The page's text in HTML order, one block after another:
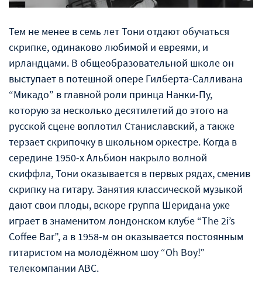
Тем не менее в семь лет Тони отдают обучаться
скрипке, одинаково любимой и евреями, и
ирландцами. В общеобразовательной школе он
выступает в потешной опере Гилберта-Салливана
“Микадо” в главной роли принца Нанки-Пу,
которую за несколько десятилетий до этого на
русской сцене воплотил Станиславский, а также
терзает скрипочку в школьном оркестре. Когда в
середине 1950-х Альбион накрыло волной
скиффла, Тони оказывается в первых рядах, сменив
скрипку на гитару. Занятия классической музыкой
дают свои плоды, вскоре группа Шеридана уже
играет в знаменитом лондонском клубе “The 2i’s
Coffee Bar”, а в 1958-м он оказывается постоянным
гитаристом на молодёжном шоу “Oh Boy!”
телекомпании ABC.